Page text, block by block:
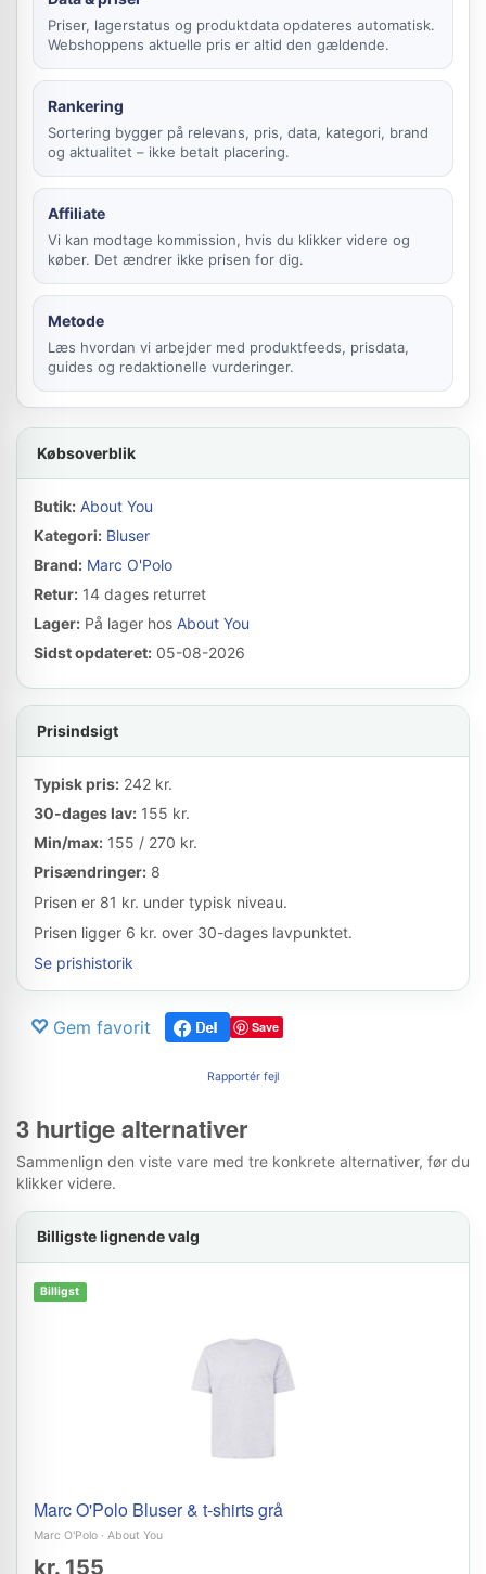
Priser, lagerstatus og produktdata opdateres automatisk.
Webshoppens aktuelle pris er altid den gældende.
Rankering
Sortering bygger på relevans, pris, data, kategori, brand
og aktualitet – ikke betalt placering.
Affiliate
Vi kan modtage kommission, hvis du klikker videre og
køber. Det ændrer ikke prisen for dig.
Metode
Læs hvordan vi arbejder med produktfeeds, prisdata,
guides og redaktionelle vurderinger.
Købsoverblik
Butik: About You
Kategori: Bluser
Brand: Marc O'Polo
Retur: 14 dages returret
Lager: På lager hos About You
Sidst opdateret: 05-08-2026
Prisindsigt
Typisk pris: 242 kr.
30-dages lav: 155 kr.
Min/max: 155 / 270 kr.
Prisændringer: 8
Prisen er 81 kr. under typisk niveau.
Prisen ligger 6 kr. over 30-dages lavpunktet.
Se prishistorik
Gem favorit Save
Rapportér fejl
3 hurtige alternativer
Sammenlign den viste vare med tre konkrete alternativer, før du
klikker videre.
Billigste lignende valg
Billigst
Marc O'Polo Bluser & t-shirts grå
Marc O'Polo · About You
kr. 155